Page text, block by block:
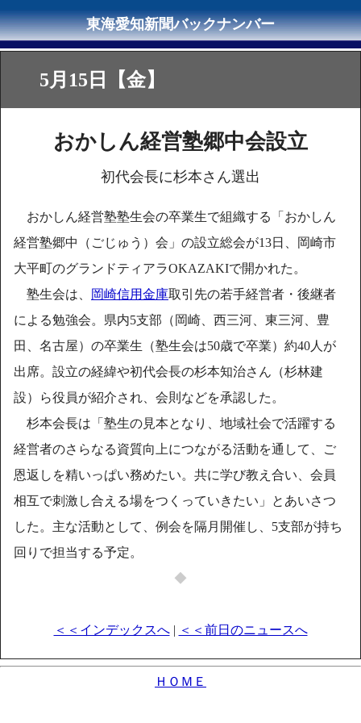
5月15日【金】
おかしん経営塾郷中会設立
初代会長に杉本さん選出
おかしん経営塾塾生会の卒業生で組織する「おかしん
経営塾郷中（ごじゅう）会」の設立総会が13日、岡崎市
大平町のグランドティアラOKAZAKIで開かれた。
塾生会は、
岡崎信用金庫取引先の若手経営者・後継者
による勉強会。県内5支部（岡崎、西三河、東三河、豊
田、名古屋）の卒業生（塾生会は50歳で卒業）約40人が
出席。設立の経緯や初代会長の杉本知治さん（杉林建
設）ら役員が紹介され、会則などを承認した。
杉本会長は「塾生の見本となり、地域社会で活躍する
経営者のさらなる資質向上につながる活動を通して、ご
恩返しを精いっぱい務めたい。共に学び教え合い、会員
相互で刺激し合える場をつくっていきたい」とあいさつ
した。主な活動として、例会を隔月開催し、5支部が持ち
回りで担当する予定。
◆
＜＜インデックスへ| ＜＜前日のニュースへ
ＨＯＭＥ